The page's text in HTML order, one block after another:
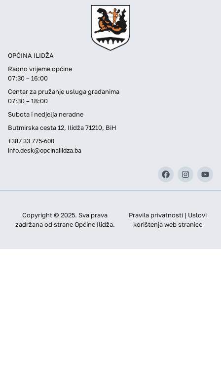
OPĆINA ILIDŽA
Radno vrijeme općine
07:30 – 16:00
Centar za pružanje usluga građanima
07:30 – 18:00
Subota i nedjelja neradne
Butmirska cesta 12, Ilidža 71210, BiH
+387 33 775-600
info.desk@opcinailidza.ba
Copyright © 2025. Sva prava
zadržana od strane Općine Ilidža.
Pravila privatnosti | Uslovi
korištenja web stranice